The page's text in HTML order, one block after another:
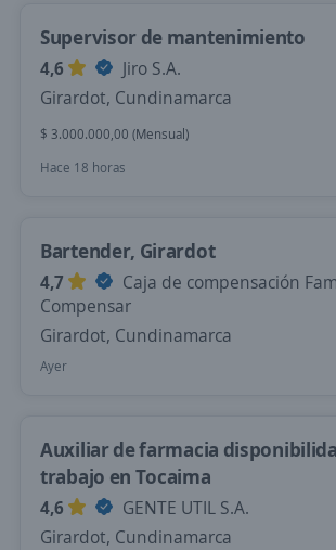
Supervisor de mantenimiento
4,6
Jiro S.A.
Girardot, Cundinamarca
$ 3.000.000,00 (Mensual)
Hace 18 horas
Bartender, Girardot
4,7
Caja de compensación
Compensar
Girardot, Cundinamarca
Ayer
Auxiliar de farmacia
trabajo en Tocaima
4,6
GENTE UTIL S.A.
Girardot, Cundinamarca